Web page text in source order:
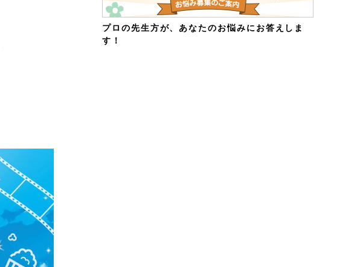
プロの先生方が、あなたのお悩みにお答えしま
す！